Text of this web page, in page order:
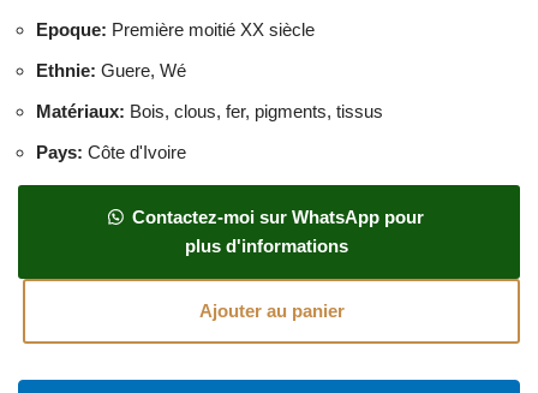
Epoque: Première moitié XX siècle
Ethnie: Guere, Wé
Matériaux: Bois, clous, fer, pigments, tissus
Pays: Côte d'Ivoire
Contactez-moi sur WhatsApp pour
plus d'informations
Ajouter au panier